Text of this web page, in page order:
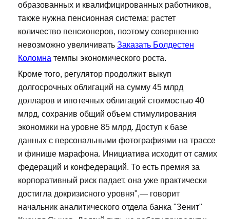
образованных и квалифицированных работников,
также нужна пенсионная система: растет
количество пенсионеров, поэтому совершенно
невозможно увеличивать Заказать Болдестен
Коломна темпы экономического роста.
Кроме того, регулятор продолжит выкуп
долгосрочных облигаций на сумму 45 млрд
долларов и ипотечных облигаций стоимостью 40
млрд, сохранив общий объем стимулирования
экономики на уровне 85 млрд. Доступ к базе
данных с персональными фотографиями на трассе
и финише марафона. Инициатива исходит от самих
федераций и конфедераций. То есть премия за
корпоративный риск падает, она уже практически
достигла докризисного уровня",— говорит
начальник аналитического отдела банка "Зенит"